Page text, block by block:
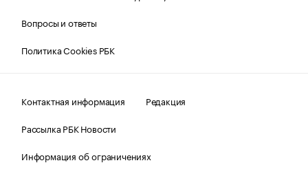
Вопросы и ответы
Политика Cookies РБК
Контактная информация
Редакция
Рассылка РБК Новости
Информация об ограничениях